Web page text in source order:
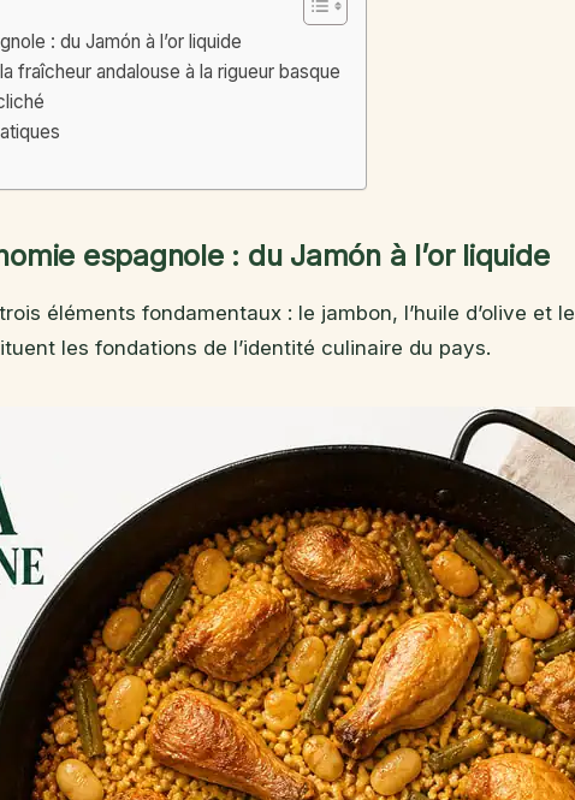
: du Jamón à l’or liquide
fraîcheur andalouse à la rigueur basque
espagnole : du Jamón à l’or liquide
éléments fondamentaux : le jambon, l’huile d’olive et le
les fondations de l’identité culinaire du pays.